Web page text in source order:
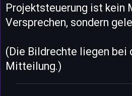
Projektsteuerung ist kein
Versprechen, sondern
(Die Bildrechte liegen bei
Mitteilung.)